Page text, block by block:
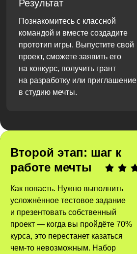
Результат
Познакомитесь с классной
командой и вместе создадите
прототип игры. Выпустите свой
проект, сможете заявить его
на конкурс, получить грант
на разработку или приглашение
в студию мечты.
Второй этап: шаг к
работе мечты
Как попасть. Нужно выполнить
усложнённое тестовое задание
и презентовать собственный
проект — когда вы пройдёте 70%
курса, это перестанет казаться
чем-то невозможным. Набор